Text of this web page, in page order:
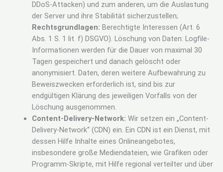
DDoS-Attacken) und zum anderen, um die Auslastung
der Server und ihre Stabilität sicherzustellen;
Rechtsgrundlagen: Berechtigte Interessen (Art. 6
Abs. 1 S. 1 lit. f) DSGVO). Löschung von Daten: Logfile-
Informationen werden für die Dauer von maximal 30
Tagen gespeichert und danach gelöscht oder
anonymisiert. Daten, deren weitere Aufbewahrung zu
Beweiszwecken erforderlich ist, sind bis zur
endgültigen Klärung des jeweiligen Vorfalls von der
Löschung ausgenommen.
Content-Delivery-Network: Wir setzen ein „Content-
Delivery-Network“ (CDN) ein. Ein CDN ist ein Dienst, mit
dessen Hilfe Inhalte eines Onlineangebotes,
insbesondere große Mediendateien, wie Grafiken oder
Programm-Skripte, mit Hilfe regional verteilter und über